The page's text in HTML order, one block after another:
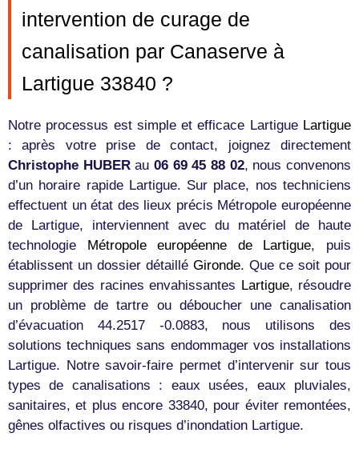
intervention de curage de
canalisation par Canaserve à
Lartigue 33840 ?
Notre processus est simple et efficace Lartigue Lartigue
: après votre prise de contact, joignez directement
Christophe HUBERau06 69 45 88 02, nous convenons
d’un horaire rapide Lartigue. Sur place, nos techniciens
effectuent un état des lieux précis Métropole européenne
de Lartigue, interviennent avec du matériel de haute
technologie
Métropole européenne de Lartigue, puis
établissent un dossier détaillé Gironde. Que ce soit pour
supprimer des racines envahissantes Lartigue, résoudre
un problème de tartre ou déboucher une canalisation
d’évacuation 44.2517 -0.0883, nous utilisons des
solutions techniques sans endommager vos installations
Lartigue. Notre savoir-faire permet d’intervenir sur tous
types de canalisations : eaux usées, eaux pluviales,
sanitaires, et plus encore 33840, pour éviter remontées,
gênes olfactives ou risques d’inondation Lartigue.